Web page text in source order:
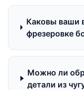
Каковы ваши
фрезеровке
Можно ли
детали из